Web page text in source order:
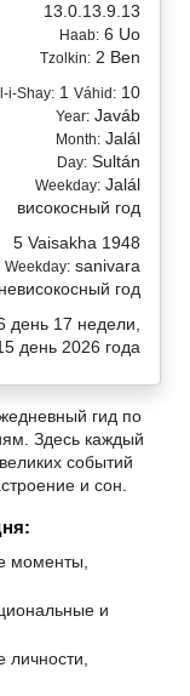
13.0.13.9.13
Haab: 6 Uo
Tzolkin: 2 Ben
i-Shay: 1 Váhid: 10
Year: Javáb
Month: Jalál
Day: Sultán
Weekday: Jalál
високосный год
5 Vaisakha 1948
Weekday: sanivara
невисокосный год
день 17 недели,
день 2026 года
гид по
Здесь каждый
событий
и сон.
моменты,
и